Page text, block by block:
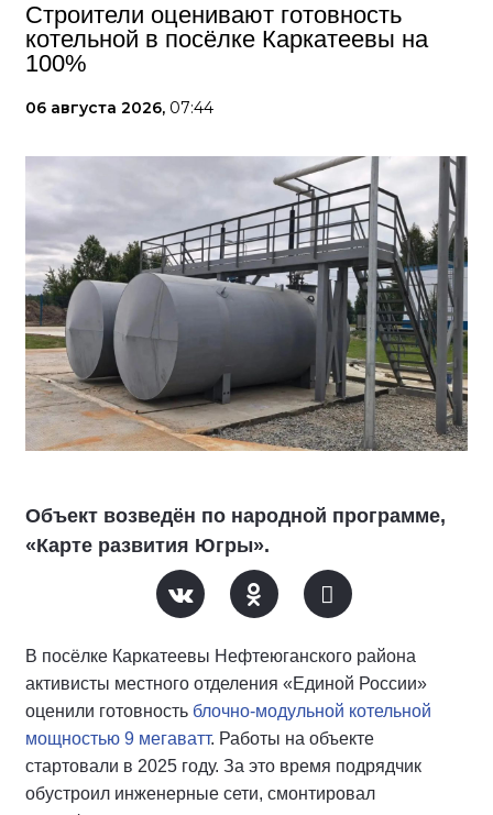
Строители оценивают готовность
котельной в посёлке Каркатеевы на
100%
06 августа 2026, 07:44
Объект возведён по народной программе,
«Карте развития Югры».
В посёлке Каркатеевы Нефтеюганского района
активисты местного отделения «Единой России»
оценили готовность блочно-модульной котельной
мощностью 9 мегаватт. Работы на объекте
стартовали в 2025 году. За это время подрядчик
обустроил инженерные сети, смонтировал